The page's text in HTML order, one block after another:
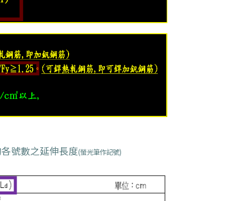
號數之延伸長度(螢光筆作記號)